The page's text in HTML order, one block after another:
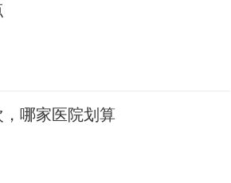
哪家医院划算